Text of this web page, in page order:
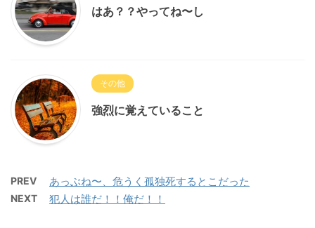
はあ？？やってね〜し
その他
強烈に覚えていること
PREV あっぶね〜、危うく孤独死するとこだった
NEXT 犯人は誰だ！！俺だ！！